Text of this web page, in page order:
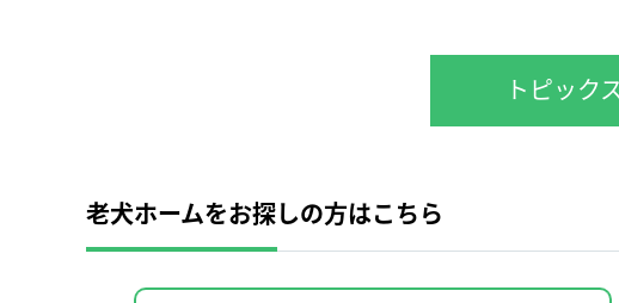
トピック
老犬ホームをお探しの方はこちら